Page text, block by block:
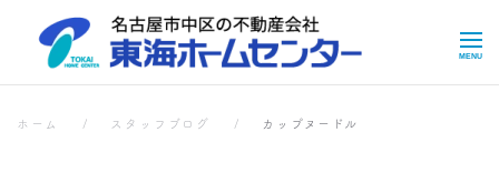
Skip to main content
スタッフブログ
スタッフブログ
ホーム スタッフブログ カップヌードル